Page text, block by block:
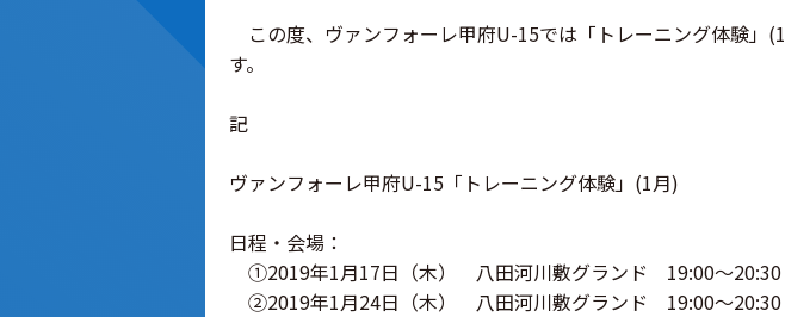
この度、ヴァンフォーレ甲府U-15では「トレーニング体験」
す。
記
ヴァンフォーレ甲府U-15「トレーニング体験」(1月)
日程・会場：
①2019年1月17日（木） 八田河川敷グランド 19:00～20:30
②2019年1月24日（木） 八田河川敷グランド 19:00～20:30